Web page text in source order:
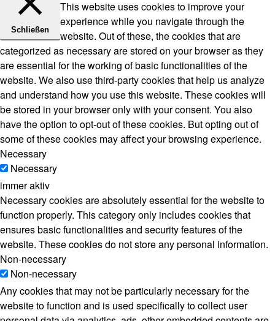
Schließen
This website uses cookies to improve your
experience while you navigate through the
website. Out of these, the cookies that are
categorized as necessary are stored on your browser as they
are essential for the working of basic functionalities of the
website. We also use third-party cookies that help us analyze
and understand how you use this website. These cookies will
be stored in your browser only with your consent. You also
have the option to opt-out of these cookies. But opting out of
some of these cookies may affect your browsing experience.
Necessary
Necessary
immer aktiv
Necessary cookies are absolutely essential for the website to
function properly. This category only includes cookies that
ensures basic functionalities and security features of the
website. These cookies do not store any personal information.
Non-necessary
Non-necessary
Any cookies that may not be particularly necessary for the
website to function and is used specifically to collect user